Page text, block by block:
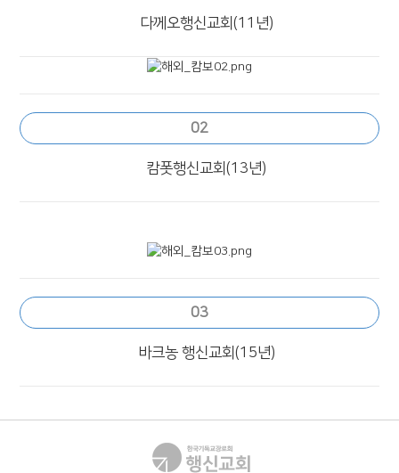
다께오행신교회(11년)
02
캄폿행신교회(13년)
03
바크농 행신교회(15년)